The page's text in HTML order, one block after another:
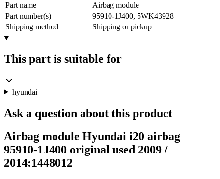
Part name
Airbag module
Part number(s)
95910-1J400, 5WK43928
Shipping method
Shipping or pickup
This part is suitable for
hyundai
Ask a question about this product
Airbag module Hyundai i20 airbag
95910-1J400 original used 2009 /
2014:1448012